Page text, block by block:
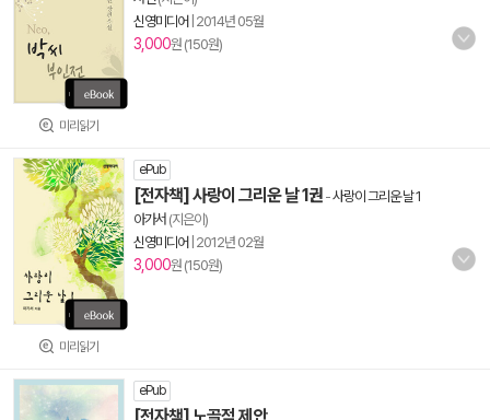
미리읽기
신영미디어 2014년 05월
3,000원 (150원)
미리읽기
ePub
[전자책] 사랑이 그리운 날 1권 -사랑이 그리운 날 1
아가서 (지은이)
신영미디어 2012년 02월
3,000원 (150원)
ePub